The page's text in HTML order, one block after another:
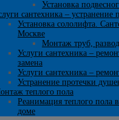
Установка
сантехника – устранение
Установка сололифта.
Москве
Монтаж труб,
Услуги сантехника –
замена
Услуги сантехника –
Устранение протечки
теплого пола
Реанимация теплого пола
доме